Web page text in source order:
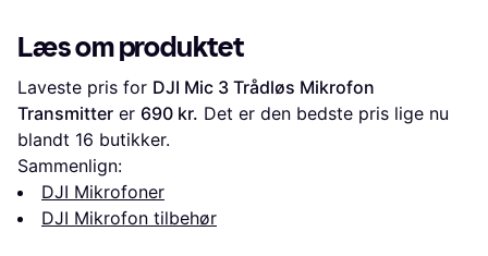
Læs om produktet
Laveste pris for DJI Mic 3 Trådløs Mikrofon
Transmitter er 690 kr. Det er den bedste pris lige nu
blandt 16 butikker.
Sammenlign:
DJI Mikrofoner
DJI Mikrofon tilbehør